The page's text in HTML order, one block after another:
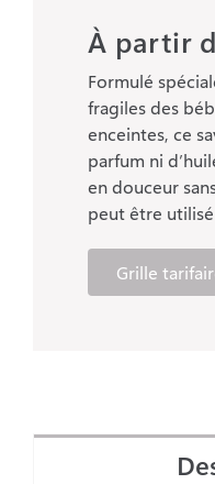
À partir
Formulé
fragiles des
enceintes, ce
parfum ni
en douceur
peut être
Grille